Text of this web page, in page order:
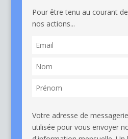
Pour être tenu au courant
nos actions...
Votre adresse de
utilisée pour vous envoyer